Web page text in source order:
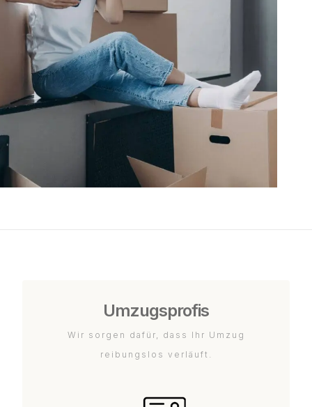
Umzugsprofis
Wir sorgen dafür, dass Ihr Umzug
reibungslos verläuft.